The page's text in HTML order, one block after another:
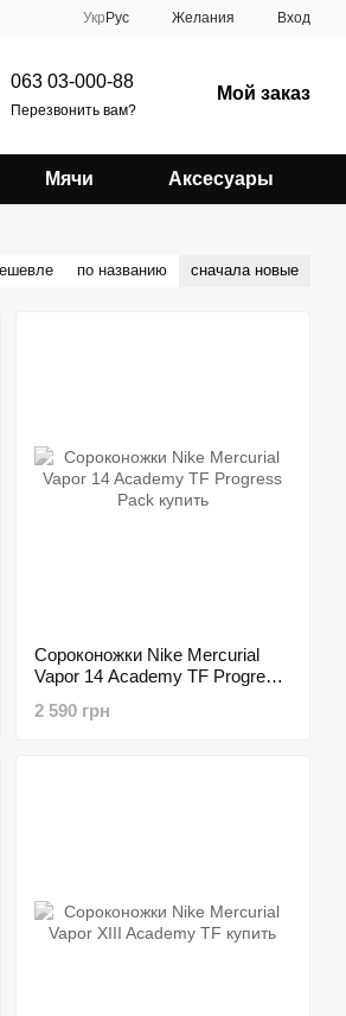
Укр Рус Желания Вход
063 03-000-88
Перезвонить вам?
Мой заказ
Мячи Аксесуары
по названию сначала новые
Сороконожки Nike Mercurial
Vapor 14 Academy TF Progress
2 590 грн